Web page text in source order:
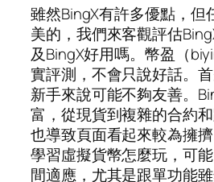
雖然BingX有許多優點，但
美的，我們來客觀評估
及BingX好用嗎。幣盈（
實評測，不會只說好話。
新手來說可能不夠友善。
富，從現貨到複雜的合約
也導致頁面看起來較為擁
學習虛擬貨幣怎麼玩，可
間適應，尤其是跟單功能